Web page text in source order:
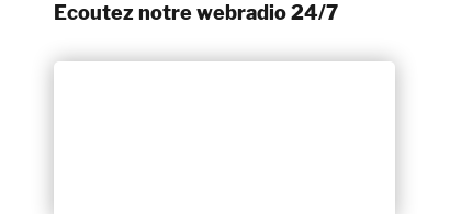
Ecoutez notre webradio 24/7